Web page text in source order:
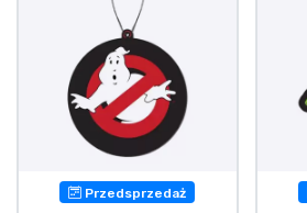
Przedsprzedaż